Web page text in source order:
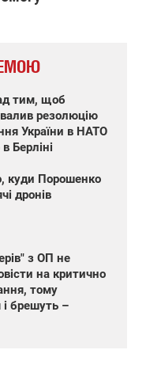
тим, щоб
резолюцію
України в НАТО
Берліні
куди Порошенко
дронів
з ОП не
на критично
тому
брешуть –